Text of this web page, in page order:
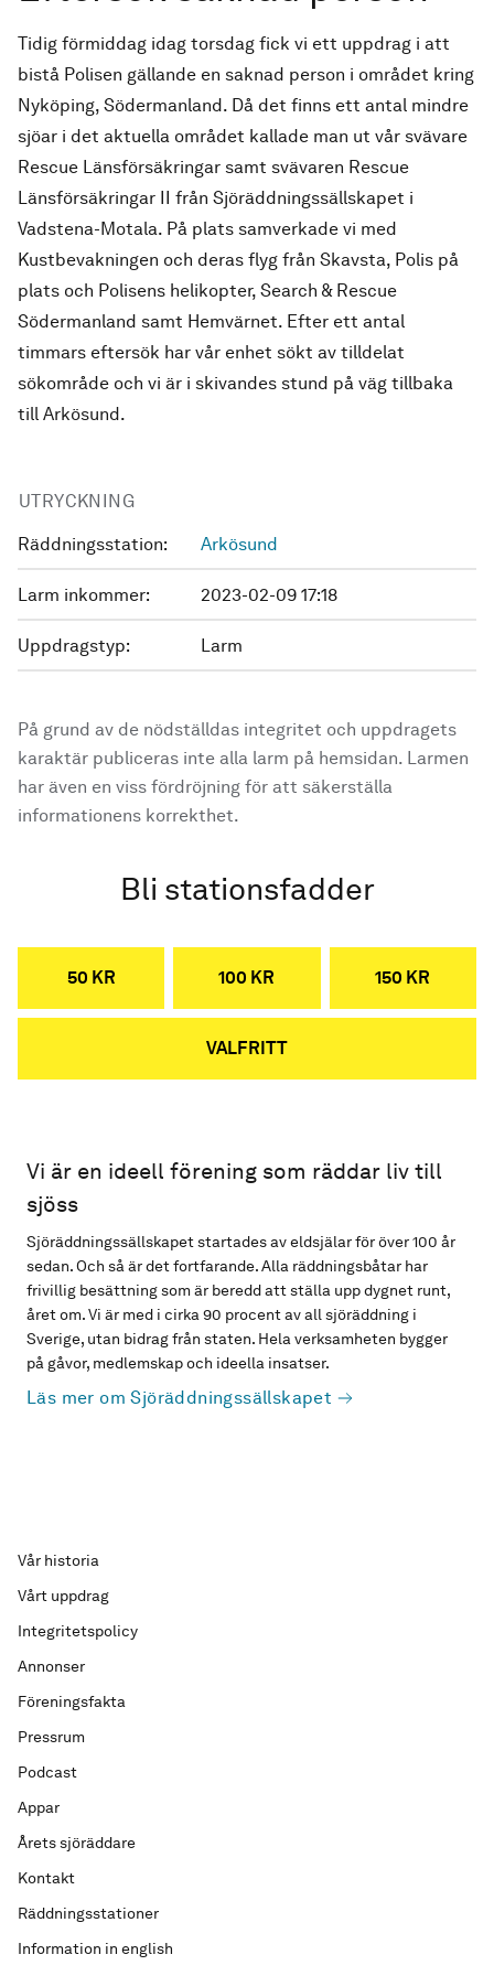
Tidig förmiddag idag torsdag fick vi ett uppdrag i att
bistå Polisen gällande en saknad person i området kring
Nyköping, Södermanland. Då det finns ett antal mindre
sjöar i det aktuella området kallade man ut vår svävare
Rescue Länsförsäkringar samt svävaren Rescue
Länsförsäkringar II från Sjöräddningssällskapet i
Vadstena-Motala. På plats samverkade vi med
Kustbevakningen och deras flyg från Skavsta, Polis på
plats och Polisens helikopter, Search & Rescue
Södermanland samt Hemvärnet. Efter ett antal
timmars eftersök har vår enhet sökt av tilldelat
sökområde och vi är i skivandes stund på väg tillbaka
till Arkösund.
UTRYCKNING
Räddningsstation: Arkösund
Larm inkommer: 2023-02-09 17:18
Uppdragstyp: Larm
På grund av de nödställdas integritet och uppdragets
karaktär publiceras inte alla larm på hemsidan. Larmen
har även en viss fördröjning för att säkerställa
informationens korrekthet.
Bli stationsfadder
50 KR 100 KR 150 KR
VALFRITT
Vi är en ideell förening som räddar liv till
sjöss
Sjöräddningssällskapet startades av eldsjälar för över 100 år
sedan. Och så är det fortfarande. Alla räddningsbåtar har
frivillig besättning som är beredd att ställa upp dygnet runt,
året om. Vi är med i cirka 90 procent av all sjöräddning i
Sverige, utan bidrag från staten. Hela verksamheten bygger
på gåvor, medlemskap och ideella insatser.
Läs mer om Sjöräddningssällskapet
Vår historia
Vårt uppdrag
Integritetspolicy
Annonser
Föreningsfakta
Pressrum
Podcast
Appar
Årets sjöräddare
Kontakt
Räddningsstationer
Information in english